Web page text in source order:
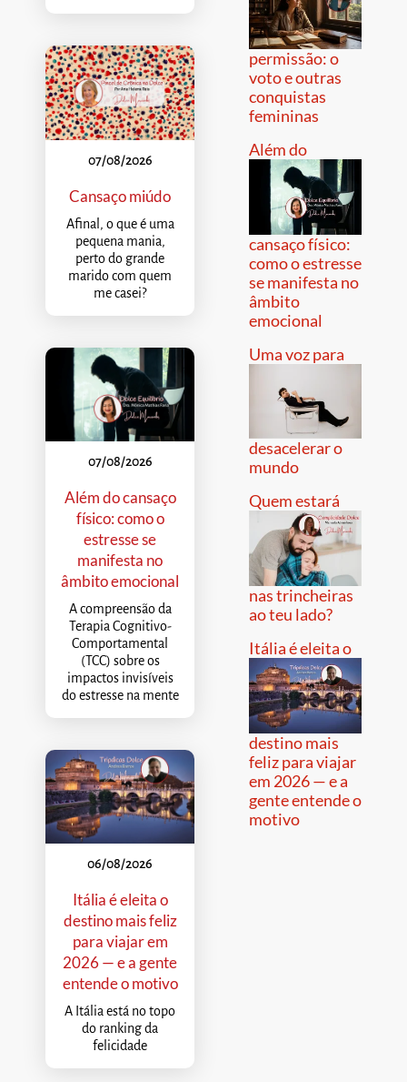
07/08/2026
Cansaço miúdo
Afinal, o que é uma
pequena mania,
perto do grande
marido com quem
me casei?
07/08/2026
Além do cansaço
físico: como o
estresse se
manifesta no
âmbito emocional
A compreensão da
Terapia Cognitivo-
Comportamental
(TCC) sobre os
impactos invisíveis
do estresse na mente
06/08/2026
Itália é eleita o
destino mais feliz
para viajar em
2026 — e a gente
entende o motivo
A Itália está no topo
do ranking da
felicidade
permissão: o
voto e outras
conquistas
femininas
Além do
cansaço físico:
como o estresse
se manifesta no
âmbito
emocional
Uma voz para
desacelerar o
mundo
Quem estará
nas trincheiras
ao teu lado?
Itália é eleita o
destino mais
feliz para viajar
em 2026 — e a
gente entende o
motivo